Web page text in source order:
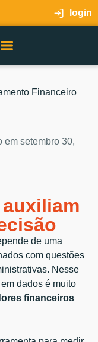
login
Financeiro
em setembro 30,
de uma
com questões
Nesse
dados é muito
financeiros